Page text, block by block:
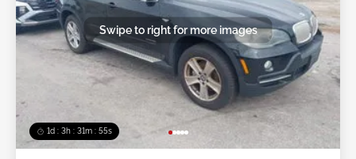
1d : 3h : 31m : 52s
Swipe to right for more images